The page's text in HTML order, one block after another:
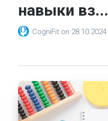
навыки вз...
CogniFit on 28.10.2024